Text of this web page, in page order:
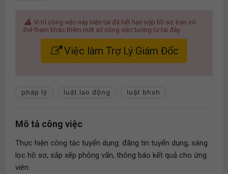
Vị trí công việc này hiện tại đã hết hạn nộp hồ sơ, bạn có
thể tham khảo thêm một số công việc tương tự tại đây:
Việc làm Trợ Lý Giám Đốc
pháp lý luật lao động luật bhxh
Mô tả công việc
Thực hiện công tác tuyển dụng: đăng tin tuyển dụng, sàng
lọc hồ sơ, sắp xếp phỏng vấn, thông báo kết quả cho ứng
viên.